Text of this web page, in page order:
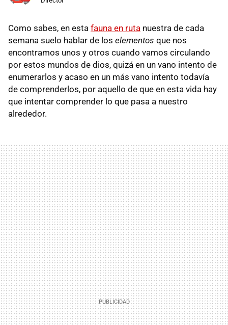
Como sabes, en esta fauna en ruta nuestra de cada
semana suelo hablar de los elementos que nos
encontramos unos y otros cuando vamos circulando
por estos mundos de dios, quizá en un vano intento de
enumerarlos y acaso en un más vano intento todavía
de comprenderlos, por aquello de que en esta vida hay
que intentar comprender lo que pasa a nuestro
alrededor.